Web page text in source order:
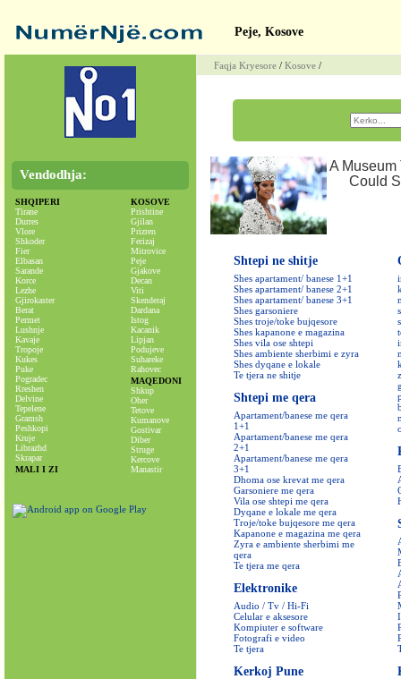
Peje, Kosove
Vendodhja:
SHQIPERI
Tirane
Durres
Vlore
Shkoder
Fier
Elbasan
Sarande
Korce
Lezhe
Gjirokaster
Berat
Permet
Lushnje
Kavaje
Tropoje
Kukes
Puke
Pogradec
Rreshen
Delvine
Tepelene
Gramsh
Peshkopi
Kruje
Librazhd
Skrapar
MALI I ZI
KOSOVE
Prishtine
Gjilan
Prizren
Ferizaj
Mitrovice
Peje
Gjakove
Decan
Viti
Skenderaj
Dardana
Istog
Kacanik
Lipjan
Podujeve
Suhareke
Rahovec
MAQEDONI
Shkup
Oher
Tetove
Kumanove
Gostivar
Diber
Struge
Kercove
Manastir
Faqja Kryesore / Kosove /
Shtepi ne shitje
Shes apartament/ banese 1+1
Shes apartament/ banese 2+1
Shes apartament/ banese 3+1
Shes garsoniere
Shes troje/toke bujqesore
Shes kapanone e magazina
Shes vila ose shtepi
Shes ambiente sherbimi e zyra
Shes dyqane e lokale
Te tjera ne shitje
Shtepi me qera
Apartament/banese me qera
1+1
Apartament/banese me qera
2+1
Apartament/banese me qera
3+1
Dhoma ose krevat me qera
Garsoniere me qera
Vila ose shtepi me qera
Dyqane e lokale me qera
Troje/toke bujqesore me qera
Kapanone e magazina me qera
Zyra e ambiente sherbimi me
qera
Te tjera me qera
Elektronike
Audio / Tv / Hi-Fi
Celular e aksesore
Kompiuter e software
Fotografi e video
Te tjera
Kerkoj Pune